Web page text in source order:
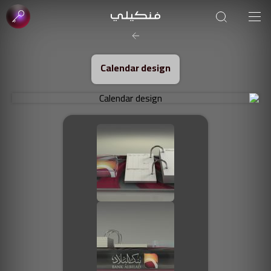
Calendar design